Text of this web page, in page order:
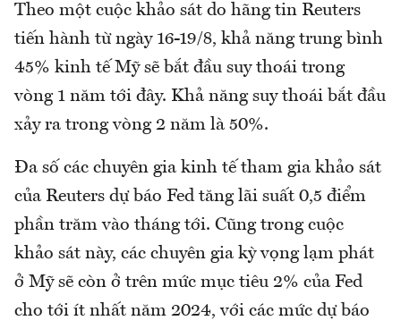
Theo một cuộc khảo sát do hãng tin Reuters
tiến hành từ ngày 16-19/8, khả năng trung bình
45% kinh tế Mỹ sẽ bắt đầu suy thoái trong
vòng 1 năm tới đây. Khả năng suy thoái bắt đầu
xảy ra trong vòng 2 năm là 50%.
Đa số các chuyên gia kinh tế tham gia khảo sát
của Reuters dự báo Fed tăng lãi suất 0,5 điểm
phần trăm vào tháng tới. Cũng trong cuộc
khảo sát này, các chuyên gia kỳ vọng lạm phát
ở Mỹ sẽ còn ở trên mức mục tiêu 2% của Fed
cho tới ít nhất năm 2024, với các mức dự báo